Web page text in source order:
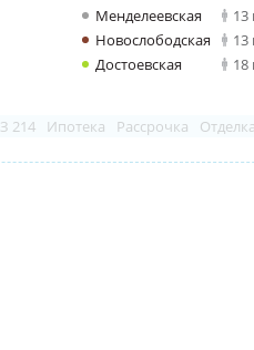
Менделеевская
Новослободская
Достоевская
214 Ипотека Рассрочка